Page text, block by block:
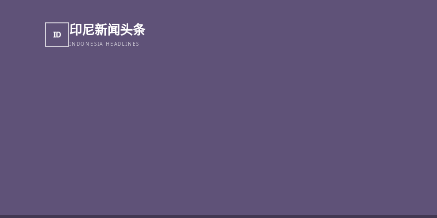
ID 印尼新闻头条
INDONESIA HEADLINES